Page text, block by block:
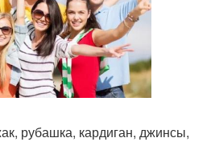
рубашка, кардиган, джинсы,